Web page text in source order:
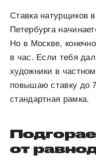
Ставка натурщиков
Петербурга
Но в Москве,
в час. Если тебя
художники в
повышаю ставку до
стандартная рамка.
от